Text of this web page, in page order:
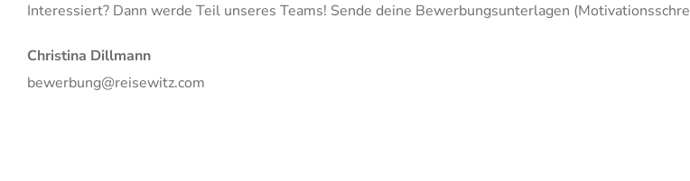
Interessiert? Dann werde Teil unseres Teams! Sende deine Bewerbungsunterlagen
Christina Dillmann
bewerbung@reisewitz.com